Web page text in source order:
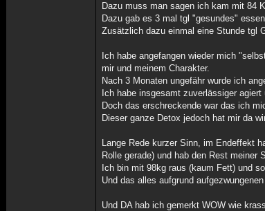
Dazu muss man sagen ich kam mit 84
Dazu gab es 3 mal tgl "gesundes"
Zusätzlich dazu einmal eine Stunde tgl
Ich habe angefangen wieder mich
mir und meinem Charakter.
Nach 3 Monaten ungefähr wurde ich
Ich habe insgesamt zuverlässiger
Doch das erschreckende war das ich
Dieser ganze Detox jedoch hat mir da
Lange Rede kurzer Sinn, im Endeffekt
Rolle gerade) und hab den Rest meiner
Ich bin mit 98kg raus (kaum Fett) und
Und das alles aufgrund
Und DA hab ich gemerkt WOW wie